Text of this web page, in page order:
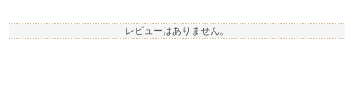
レビューはありません。